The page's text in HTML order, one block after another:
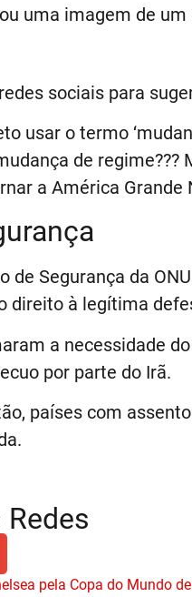
uma imagem de
sociais para
usar o termo
de
a América Grande
de Segurança da
direito à legítima
a necessidade
por parte do Irã.
países com
pela Copa do Mundo